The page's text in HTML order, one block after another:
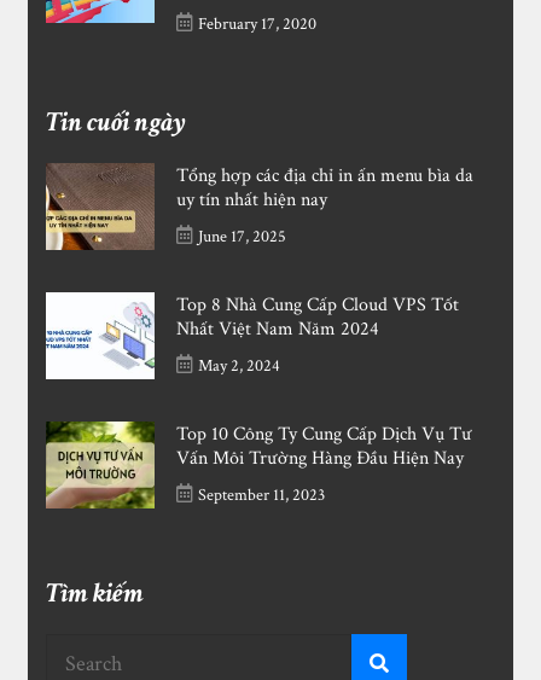
February 17, 2020
Tin cuối ngày
Tổng hợp các địa chỉ in ấn menu bìa da
uy tín nhất hiện nay
June 17, 2025
Top 8 Nhà Cung Cấp Cloud VPS Tốt
Nhất Việt Nam Năm 2024
May 2, 2024
Top 10 Công Ty Cung Cấp Dịch Vụ Tư
Vấn Môi Trường Hàng Đầu Hiện Nay
September 11, 2023
Tìm kiếm